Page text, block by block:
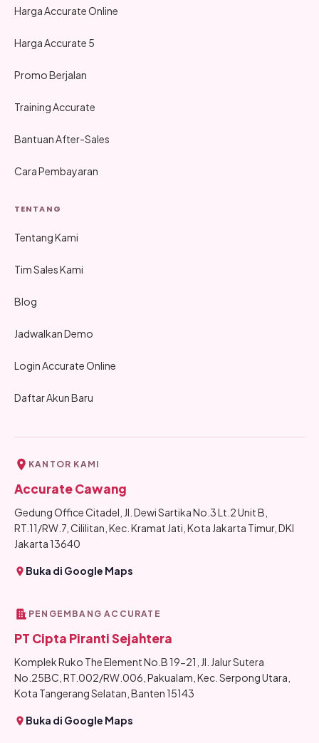
Harga Accurate Online
Harga Accurate 5
Promo Berjalan
Training Accurate
Bantuan After-Sales
Cara Pembayaran
TENTANG
Tentang Kami
Tim Sales Kami
Blog
Jadwalkan Demo
Login Accurate Online
Daftar Akun Baru
KANTOR KAMI
Accurate Cawang
Gedung Office Citadel, Jl. Dewi Sartika No.3 Lt.2 Unit B,
RT.11/RW.7, Cililitan, Kec. Kramat Jati, Kota Jakarta Timur, DKI
Jakarta 13640
Buka di Google Maps
PENGEMBANG ACCURATE
PT Cipta Piranti Sejahtera
Komplek Ruko The Element No.B 19-21, Jl. Jalur Sutera
No.25BC, RT.002/RW.006, Pakualam, Kec. Serpong Utara,
Kota Tangerang Selatan, Banten 15143
Buka di Google Maps